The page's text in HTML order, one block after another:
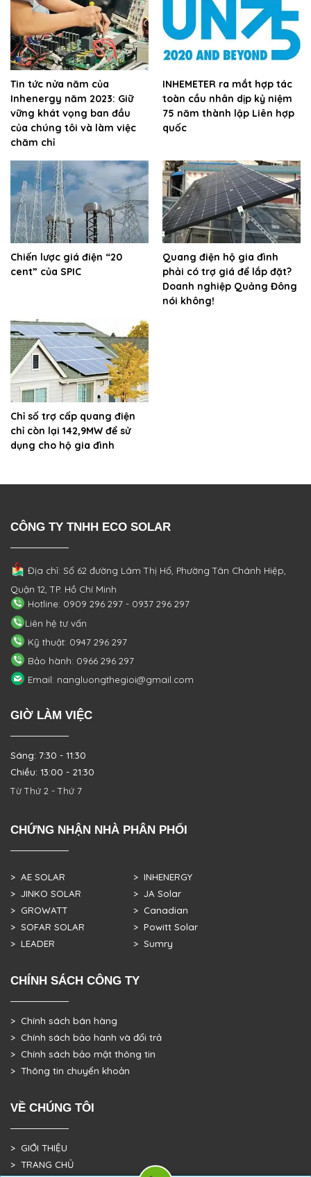
Tin tức nửa năm của
Inhenergy năm 2023: Giữ
vững khát vọng ban đầu
của chúng tôi và làm việc
chăm chỉ
INHEMETER ra mắt hợp tác
toàn cầu nhân dịp kỷ niệm
75 năm thành lập Liên hợp
quốc
Chiến lược giá điện “20
cent” của SPIC
Quang điện hộ gia đình
phải có trợ giá để lắp đặt?
Doanh nghiệp Quảng Đông
nói không!
Chỉ số trợ cấp quang điện
chỉ còn lại 142,9MW để sử
dụng cho hộ gia đình
CÔNG TY TNHH ECO SOLAR
Địa chỉ: Số 62 đường Lâm Thị Hố, PhườngTân Chánh Hiệp,
Quận 12, TP. Hồ Chí Minh
Hotline: 0909 296 297 - 0937 296 297
Liên hệ tư vấn
Kỹ thuật: 0947 296 297
Bảo hành: 0966 296 297
Email: nangluongthegioi@gmail.com
GIỜ LÀM VIỆC
Sáng: 7:30 - 11:30
Chiều: 13:00 - 21:30
Từ Thứ 2 - Thứ 7
CHỨNG NHẬN NHÀ PHÂN PHỐI
> AE SOLAR
> JINKO SOLAR
> GROWATT
> SOFAR SOLAR
> LEADER
> INHENERGY
> JA Solar
> Canadian
> Powitt Solar
> Sumry
CHÍNH SÁCH CÔNG TY
> Chính sách bán hàng
> Chính sách bảo hành và đổi trả
> Chính sách bảo mật thông tin
> Thông tin chuyển khoản
VỀ CHÚNG TÔI
> GIỚI THIỆU
> TRANG CHỦ